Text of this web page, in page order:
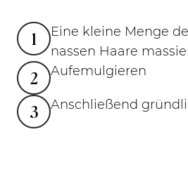
1
Eine kleine Menge
nassen Haare
2 Aufemulgieren
3 Anschließend